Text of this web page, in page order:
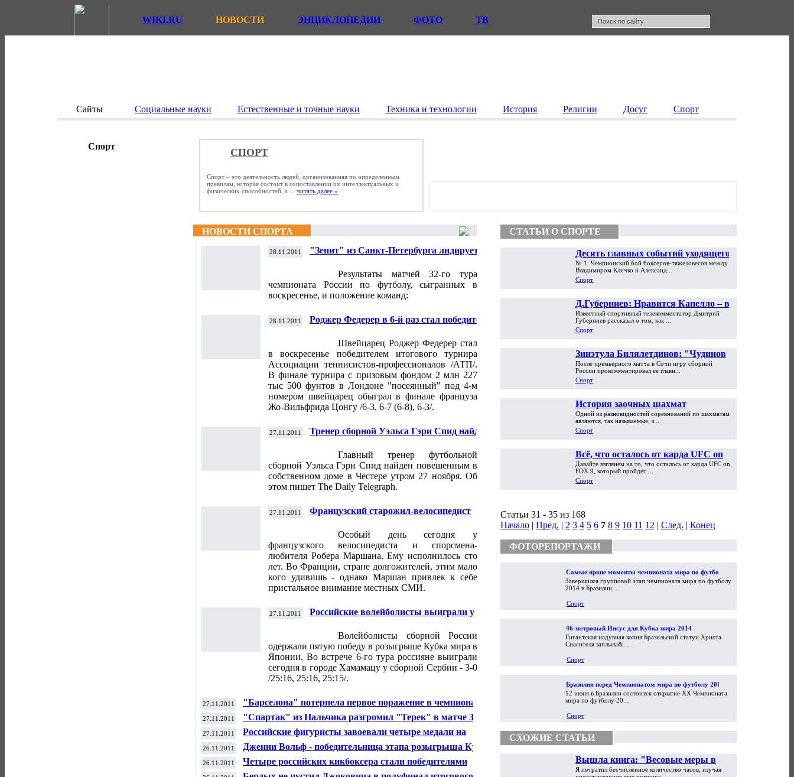
WIKI.RU НОВОСТИ ЭНЦИКЛОПЕДИИ ФОТО ТВ
Сайты Социальные науки Естественные и точные науки Техника и технологии История Религии Досуг Спорт
Спорт
СПОРТ
Спорт – это деятельность людей, организованная по определенным
правилам, которая состоит в сопоставлении их интеллектуальных и
физических способностей, а ... читать далее »
НОВОСТИ СПОРТА
28.11.2011
"Зенит" из Санкт-Петербурга лидирует на
Результаты матчей 32-го тура
чемпионата России по футболу, сыгранных в
воскресенье, и положение команд:
28.11.2011
Роджер Федерер в 6-й раз стал победителем
Швейцарец Роджер Федерер стал
в воскресенье победителем итогового турнира
Ассоциации теннисистов-профессионалов /АТП/.
В финале турнира с призовым фондом 2 млн 227
тыс 500 фунтов в Лондоне "посеянный" под 4-м
номером швейцарец обыграл в финале француза
Жо-Вильфрида Цонгу /6-3, 6-7 (6-8), 6-3/.
27.11.2011
Тренер сборной Уэльса Гэри Спид найден
Главный тренер футбольной
сборной Уэльса Гэри Спид найден повешенным в
собственном доме в Честере утром 27 ноября. Об
этом пишет The Daily Telegraph.
27.11.2011
Французский старожил-велосипедист
Особый день сегодня у
французского велосипедиста и спорсмена-
любителя Робера Маршана. Ему исполнилось сто
лет. Во Франции, стране долгожителей, этим мало
кого удивишь - однако Маршан привлек к себе
пристальное внимание местных СМИ.
27.11.2011
Российские волейболисты выиграли у
Волейболисты сборной России
одержали пятую победу в розыгрыше Кубка мира в
Японии. Во встрече 6-го тура россияне выиграли
сегодня в городе Хамамацу у сборной Сербии - 3-0
/25:16, 25:16, 25:15/.
27.11.2011
"Барселона" потерпела первое поражение в чемпионате
Испании по футболу
27.11.2011
"Спартак" из Нальчика разгромил "Терек" в матче 32-го
тура чемпионата
27.11.2011
Российские фигуристы завоевали четыре медали на
московском этапе Гран-при
26.11.2011
Дженни Вольф - победительница этапа розыгрыша Кубка
мира по конькобежному спорту на дистанции 500 м
26.11.2011
Четыре российских кикбоксера стали победителями
чемпионата мира в Дублине в первый финальный день
СТАТЬИ О СПОРТЕ
Десять главных событий уходящего
года в российском спорте
№ 1. Чемпионский бой боксеров-тяжеловесов между
Владимиром Кличко и Александ...
Спорт
Д.Губерниев: Нравится Капелло – в
сравнении с петрушкой-Адвокатом
Известный спортивный телекомментатор Дмитрий
Губерниев рассказал о том, как ...
Спорт
Зинэтула Билялетдинов: "Чудинов
мог оформить хет-трик, а Еременко -
сыграть и получше"
После премьерного матча в Сочи игру сборной
России прокомментировал ее главн...
Спорт
История заочных шахмат
Одной из разновидностей соревнований по шахматам
являются, так называемые, з...
Спорт
Всё, что осталось от карда UFC on
FOX 9
Давайте взглянем на то, что осталось от карда UFC on
FOX 9, который пройдет ...
Спорт
Статьи 31 - 35 из 168
Начало | Пред. | 2 3 4 5 6 7 8 9 10 11 12 | След. | Конец
ФОТОРЕПОРТАЖИ
Самые яркие моменты чемпионата мира по футболу
2014
Завершился групповой этап чемпионата мира по футболу
2014 в Бразилии. ...
Спорт
46-метровый Иисус для Кубка мира 2014
Гигантская надувная копия Бразильской статуи Христа
Спасителя заплыла&...
Спорт
Бразилия перед Чемпионатом мира по футболу 2014
12 июня в Бразилии состоится открытие XX Чемпионата
мира по футболу 20...
Спорт
СХОЖИЕ СТАТЬИ
Вышла книга: "Весовые меры в
торговой практике Античности и
Я потратил бесчисленное количество часов, изучая